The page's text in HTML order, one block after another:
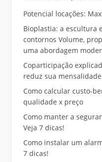
Potencial locações:
Bioplastia: a escultura
contornos Volume,
uma abordagem
Coparticipação
reduz sua
Como calcular custo-
qualidade x preço
Como manter a
Veja 7 dicas!
Como instalar um
7 dicas!